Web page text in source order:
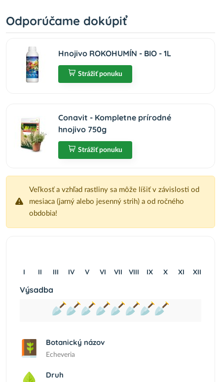
Odporúčame dokúpiť
Hnojivo ROKOHUMÍN - BIO - 1L
Strážiť ponuku
Conavit - Kompletne prírodné
hnojivo 750g
Strážiť ponuku
Veľkosť a vzhľad rastliny sa môže líšiť v závislosti od
mesiaca (jarný alebo jesenný strih) a od ročného
obdobia!
I II III IV V VI VII VIII IX X XI XII
Výsadba
Botanický názov
Echeveria
Druh